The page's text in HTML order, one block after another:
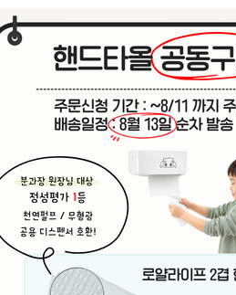
PLAYLAB